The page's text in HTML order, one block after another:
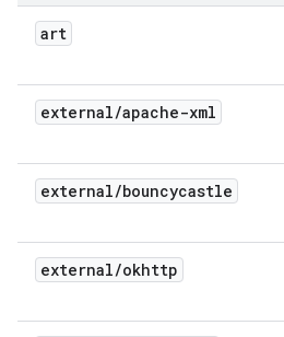
art
external/apache-xml
external/bouncycastle
external/okhttp